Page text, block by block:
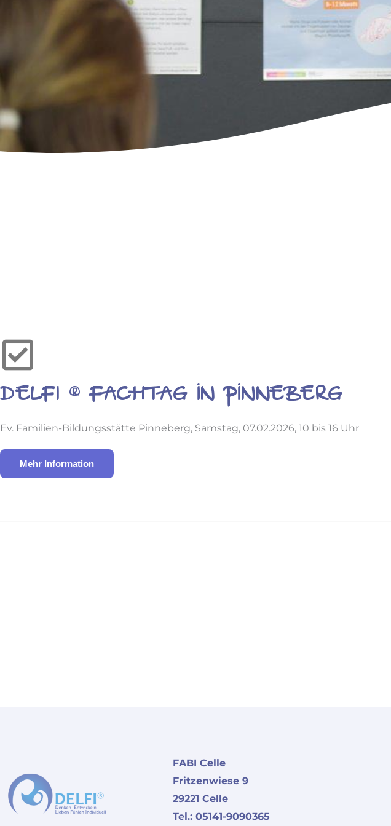
DELFI ® Fachtag in Pinneberg
Ev. Familien-Bildungsstätte Pinneberg, Samstag, 07.02.2026, 10 bis 16 Uhr
Mehr Information
FABI Celle
Fritzenwiese 9
29221 Celle
Tel.: 05141-9090365